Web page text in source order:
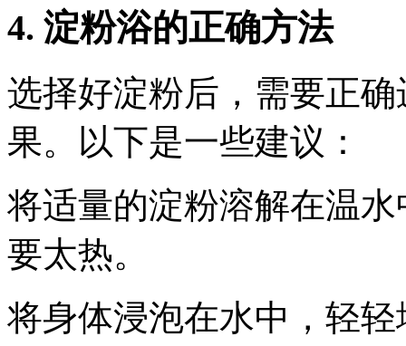
4. 淀粉浴的正确方法
选择好淀粉后，需要正
果。以下是一些建议：
将适量的淀粉溶解在温
要太热。
将身体浸泡在水中，轻